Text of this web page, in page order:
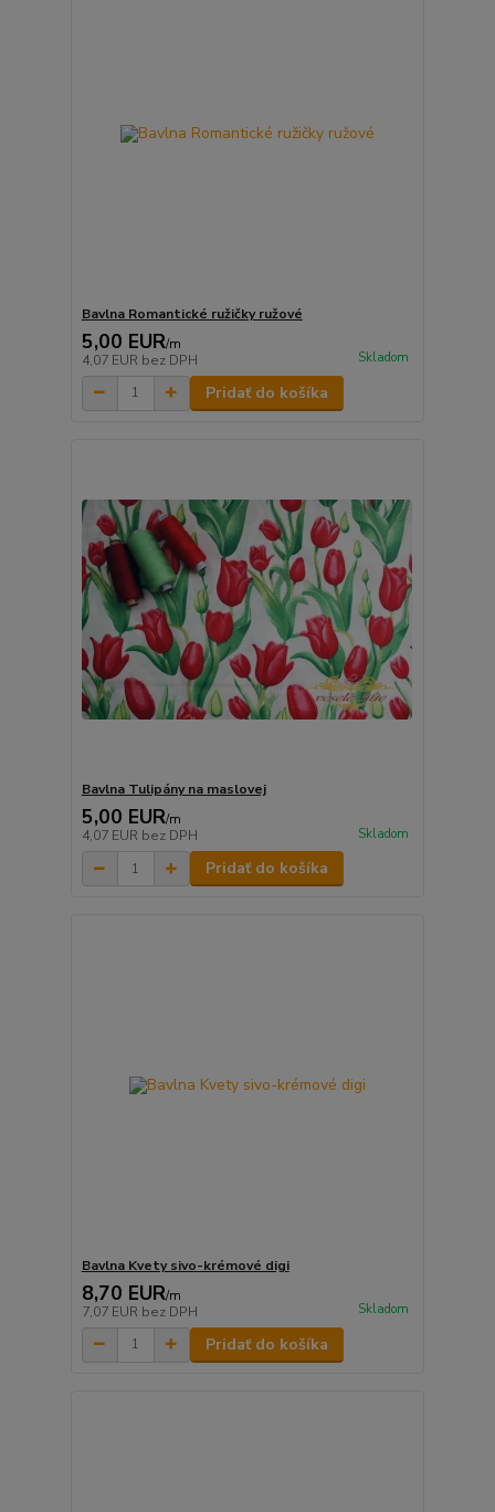
Bavlna Romantické ružičky ružové
5,00 EUR/m
4,07 EUR bez DPH Skladom
Pridať do košíka
Bavlna Tulipány na maslovej
5,00 EUR/m
4,07 EUR bez DPH Skladom
Pridať do košíka
Bavlna Kvety sivo-krémové digi
8,70 EUR/m
7,07 EUR bez DPH Skladom
Pridať do košíka